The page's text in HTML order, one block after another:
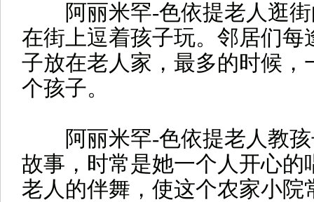
阿丽米罕-色依提老人逛
在街上逗着孩子玩。邻居们每
子放在老人家，最多的时候，
个孩子。
阿丽米罕-色依提老人教孩
故事，时常是她一个人开心的
老人的伴舞，使这个农家小院